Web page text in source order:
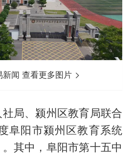
新闻 查看更多图片
局、颍州区教育局联合
阜阳市颍州区教育系统
其中，阜阳市第十五中